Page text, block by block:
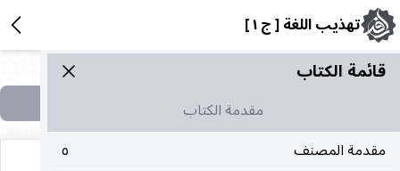
تهذيب اللغة [ ج ١ ]
قائمة الکتاب
مقدمة الكتاب
مقدمة المصنف
٥